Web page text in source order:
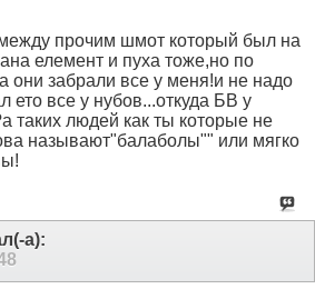
прочим шмот который был на
елемент и пуха тоже,но по
они забрали все у меня!и не надо
ето все у нубов...откуда БВ у
таких людей как ты которые не
называют"балаболы"" или мягко
а):